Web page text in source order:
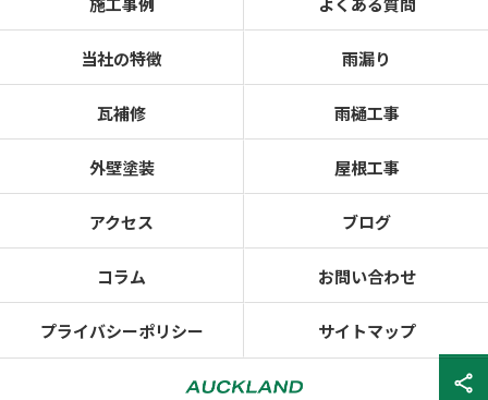
当社の特徴 雨漏り
瓦補修 雨樋工事
外壁塗装 屋根工事
アクセス ブログ
コラム お問い合わせ
プライバシーポリシー サイトマップ